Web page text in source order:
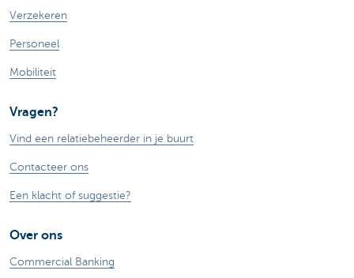
Verzekeren
Personeel
Mobiliteit
Vragen?
Vind een relatiebeheerder in je buurt
Contacteer ons
Een klacht of suggestie?
Over ons
Commercial Banking